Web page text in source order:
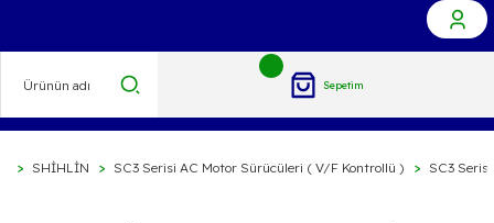
Sepetim
SHİHLİN SC3 Serisi AC Motor Sürücüleri ( V/F Kontrollü ) SC3